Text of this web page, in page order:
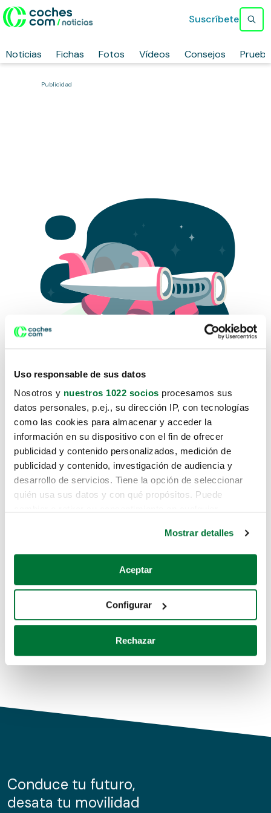
Uso responsable de sus datos
Nosotros y nuestros 1022 socios procesamos sus
datos personales, p.ej., su dirección IP, con tecnologías
como las cookies para almacenar y acceder la
información en su dispositivo con el fin de ofrecer
publicidad y contenido personalizados, medición de
publicidad y contenido, investigación de audiencia y
desarrollo de servicios. Tiene la opción de seleccionar
quién usa sus datos y con qué propósitos. Puede
Si lo permite, también quisiéramos:
Recopilar información sobre su ubicación geográfica
Identificar su dispositivo analizándolo activamente
para buscar características específicas (huellas
Obtenga más información sobre cómo se procesan sus
de cookies.
información sobre el uso que haga del sitio web con
nuestros partners de redes sociales, publicidad y análisis
Mostrar detalles
Aceptar
Configurar
Rechazar
Noticias Fichas Fotos Vídeos Consejos
Suscríbete
Publicidad
Lo sentimos, no sabemos como
te hemos traido hasta aquí.
Pero puedes encontrar el coche que estás
buscando en alguno de estos enlaces:
Coches de segunda mano
Coches de km0
Conduce tu futuro,
desata tu movilidad